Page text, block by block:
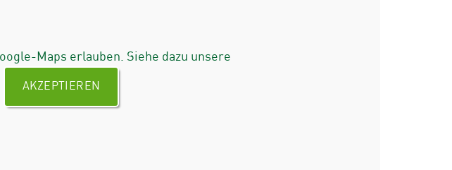
Maps erlauben. Siehe dazu unsere
AKZEPTIEREN